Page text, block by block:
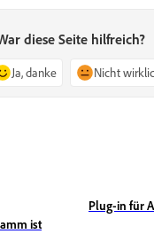
diese Seite hilfreich?
Ja, danke Nicht
ist
Plug-in für